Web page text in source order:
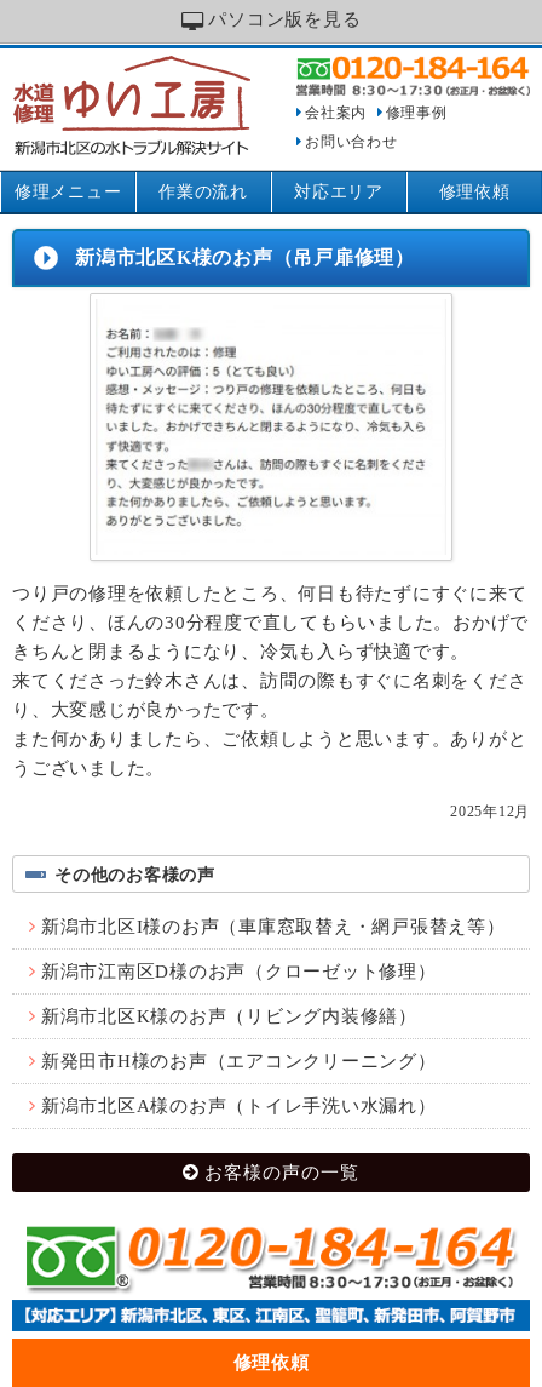
パソコン版を見る
会社案内
修理事例
お問い合わせ
修理メニュー 作業の流れ 対応エリア 修理依頼
新潟市北区K様のお声（吊戸扉修理）
つり戸の修理を依頼したところ、何日も待たずにすぐに来て
くださり、ほんの30分程度で直してもらいました。おかげで
きちんと閉まるようになり、冷気も入らず快適です。
来てくださった鈴木さんは、訪問の際もすぐに名刺をくださ
り、大変感じが良かったです。
また何かありましたら、ご依頼しようと思います。ありがと
うございました。
2025年12月
その他のお客様の声
新潟市北区I様のお声（車庫窓取替え・網戸張替え等）
新潟市江南区D様のお声（クローゼット修理）
新潟市北区K様のお声（リビング内装修繕）
新発田市H様のお声（エアコンクリーニング）
新潟市北区A様のお声（トイレ手洗い水漏れ）
お客様の声の一覧
修理依頼